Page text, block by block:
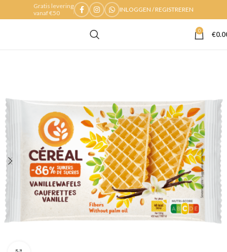
Gratis levering
vanaf €50
INLOGGEN / REGISTREREN
0 €